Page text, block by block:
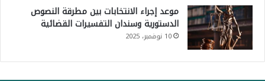
موعد إجراء الانتخابات بين مطرقة النصوص
الدستورية وسندان التفسيرات القضائية
10 نوفمبر، 2025